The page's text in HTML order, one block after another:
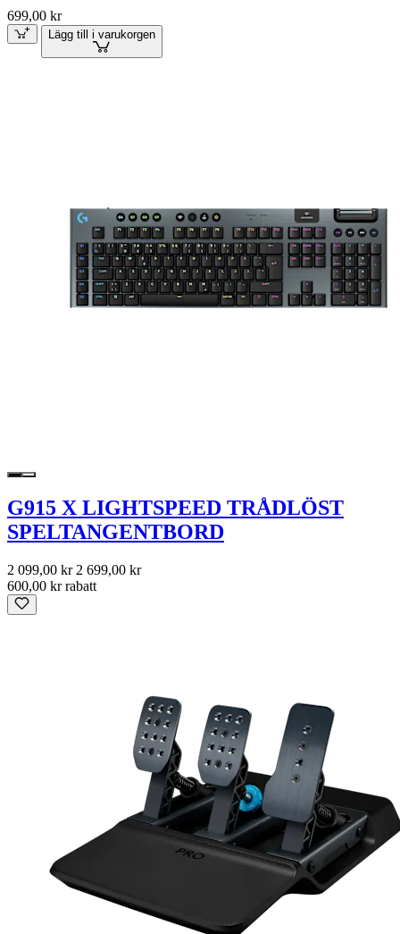
699,00 kr
Lägg till i varukorgen
G915 X LIGHTSPEED TRÅDLÖST
SPELTANGENTBORD
2 099,00 kr 2 699,00 kr
600,00 kr rabatt